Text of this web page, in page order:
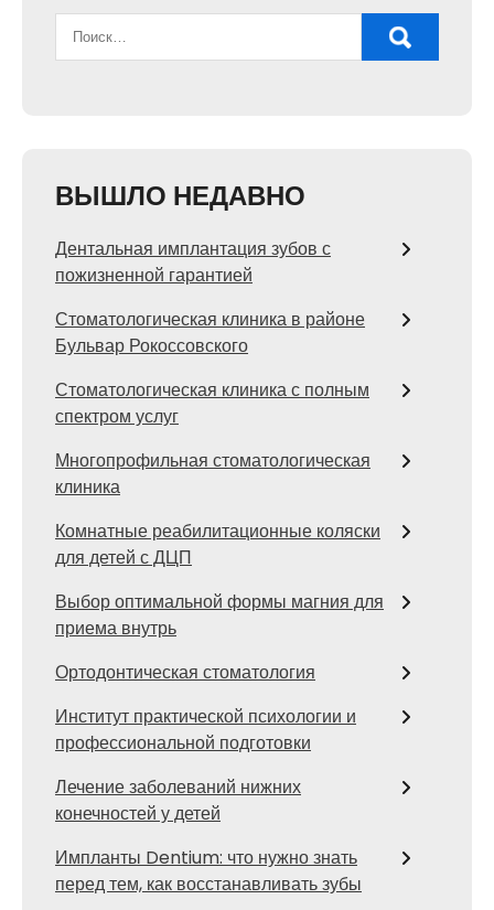
ВЫШЛО НЕДАВНО
Дентальная имплантация зубов с
пожизненной гарантией
Стоматологическая клиника в районе
Бульвар Рокоссовского
Стоматологическая клиника с полным
спектром услуг
Многопрофильная стоматологическая
клиника
Комнатные реабилитационные коляски
для детей с ДЦП
Выбор оптимальной формы магния для
приема внутрь
Ортодонтическая стоматология
Институт практической психологии и
профессиональной подготовки
Лечение заболеваний нижних
конечностей у детей
Импланты Dentium: что нужно знать
перед тем, как восстанавливать зубы